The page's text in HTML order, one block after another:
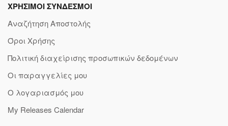
ΧΡΗΣΙΜΟΙ ΣΥΝΔΕΣΜΟΙ
Αναζήτηση Αποστολής
Όροι Χρήσης
Πολιτική διαχείρισης προσωπικών δεδομένων
Οι παραγγελίες μου
Ο λογαριασμός μου
My Releases Calendar